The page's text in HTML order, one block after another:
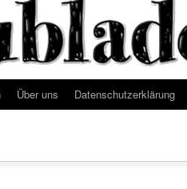
Über uns Datenschutzerklärung